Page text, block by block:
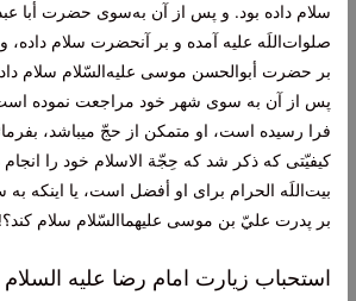
سلام‌ داده‌ بود. و پس‌ از آن‌ به‌سوی حضرت‌ أبا
صلوات‌اللَه‌ عليه‌ آمده‌ و بر آنحضرت‌ سلام‌ داده‌،
بر حضرت‌ أبوالحسن‌ موسی عليه‌السّلام‌ سلام‌
پس‌ از آن‌ به‌ سوی شهر خود مراجعت‌ نموده‌
فرا رسيده‌ است‌، او متمکن‌ از حجّ ميباشد،
کيفيّتی که‌ ذکر شد که‌ حِجّة‌ الاسلام‌ خود را انجام‌
بيت‌اللَه‌ الحرام‌ برای او أفضل‌ است‌، يا اينکه‌
بر پدرت‌ عليّ بن‌ موسی عليهماالسّلام‌ سلام‌ کند؟!
استحباب زيارت امام رضا عليه